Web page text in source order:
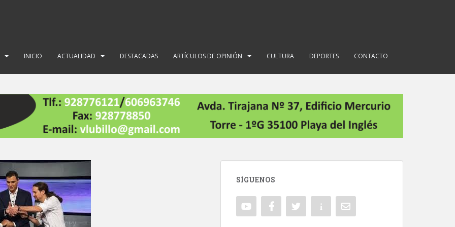
INICIO ACTUALIDAD DESTACADAS ARTÍCULOS DE OPINIÓN CULTURA DEPORTES CONTACTO
SÍGUENOS